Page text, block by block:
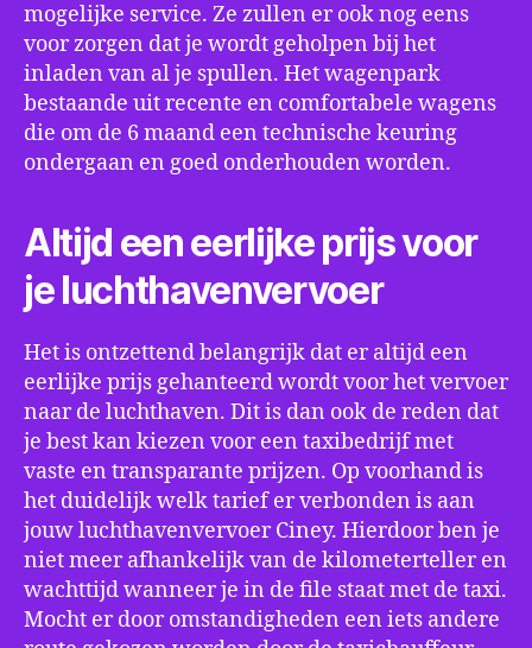
mogelijke service. Ze zullen er ook nog eens
voor zorgen dat je wordt geholpen bij het
inladen van al je spullen. Het wagenpark
bestaande uit recente en comfortabele wagens
die om de 6 maand een technische keuring
ondergaan en goed onderhouden worden.
Altijd een eerlijke prijs voor
je luchthavenvervoer
Het is ontzettend belangrijk dat er altijd een
eerlijke prijs gehanteerd wordt voor het vervoer
naar de luchthaven. Dit is dan ook de reden dat
je best kan kiezen voor een taxibedrijf met
vaste en transparante prijzen. Op voorhand is
het duidelijk welk tarief er verbonden is aan
jouw luchthavenvervoer Ciney. Hierdoor ben je
niet meer afhankelijk van de kilometerteller en
wachttijd wanneer je in de file staat met de taxi.
Mocht er door omstandigheden een iets andere